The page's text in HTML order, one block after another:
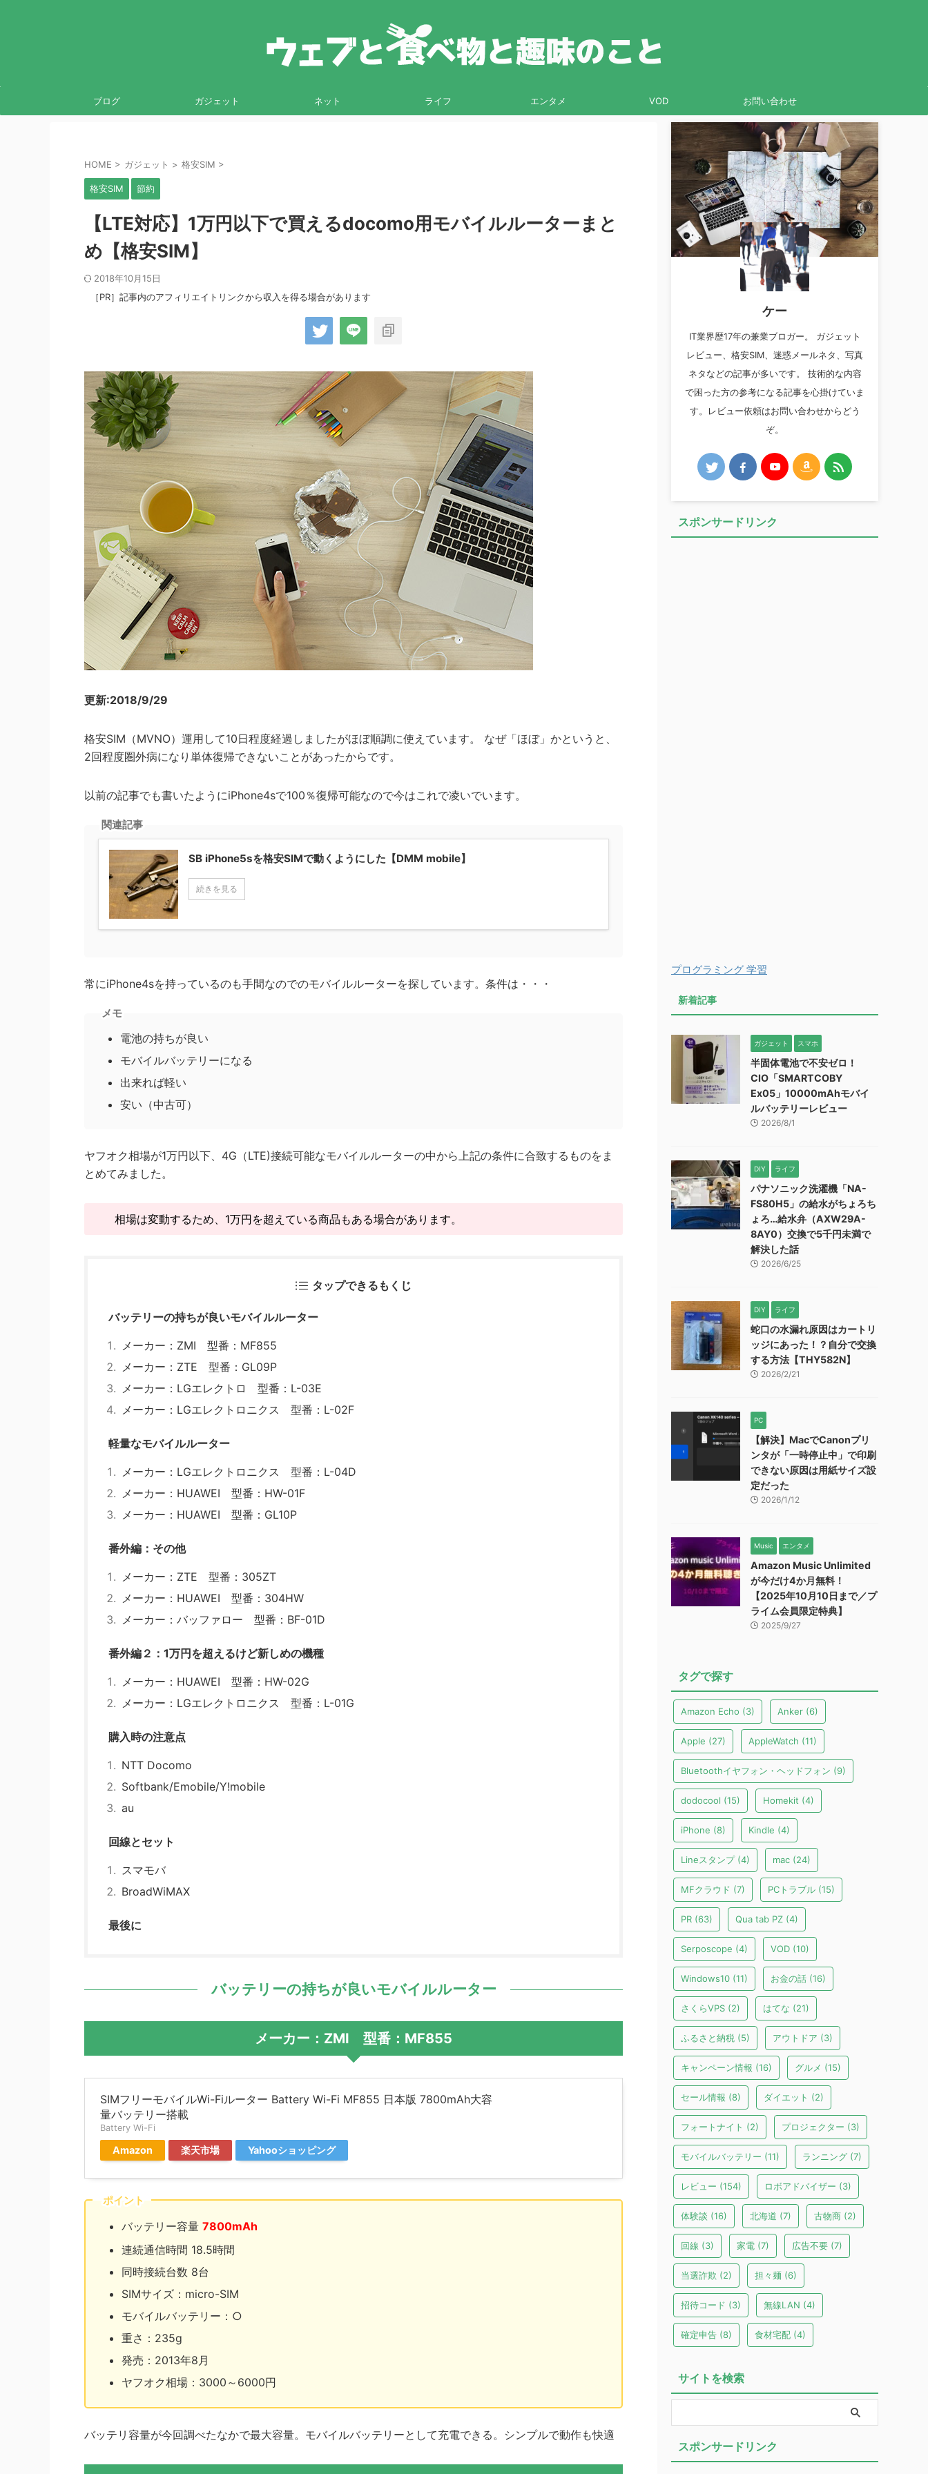
ブログ ガジェット ネット ライフ エンタメ VOD お問い合わせ
HOME > ガジェット > 格安SIM >
格安SIM 節約
【LTE対応】1万円以下で買えるdocomo用モバイルルーターまと
め【格安SIM】
2018年10月15日
［PR］記事内のアフィリエイトリンクから収入を得る場合があります
更新:2018/9/29
格安SIM（MVNO）運用して10日程度経過しましたがほぼ順調に使えています。 なぜ「ほぼ」かというと、
2回程度圏外病になり単体復帰できないことがあったからです。
以前の記事でも書いたようにiPhone4sで100％復帰可能なので今はこれで凌いでいます。
関連記事
SB iPhone5sを格安SIMで動くようにした【DMM mobile】
続きを見る
常にiPhone4sを持っているのも手間なのでのモバイルルーターを探しています。条件は・・・
メモ
電池の持ちが良い
モバイルバッテリーになる
出来れば軽い
安い（中古可）
ヤフオク相場が1万円以下、4G（LTE)接続可能なモバイルルーターの中から上記の条件に合致するものをま
とめてみました。
相場は変動するため、1万円を超えている商品もある場合があります。
タップできるもくじ
バッテリーの持ちが良いモバイルルーター
メーカー：ZMI 型番：MF855
メーカー：ZTE 型番：GL09P
メーカー：LGエレクトロ 型番：L-03E
メーカー：LGエレクトロニクス 型番：L-02F
軽量なモバイルルーター
メーカー：LGエレクトロニクス 型番：L-04D
メーカー：HUAWEI 型番：HW-01F
メーカー：HUAWEI 型番：GL10P
番外編：その他
メーカー：ZTE 型番：305ZT
メーカー：HUAWEI 型番：304HW
メーカー：バッファロー 型番：BF-01D
番外編２：1万円を超えるけど新しめの機種
メーカー：HUAWEI 型番：HW-02G
メーカー：LGエレクトロニクス 型番：L-01G
購入時の注意点
NTT Docomo
Softbank/Emobile/Y!mobile
au
回線とセット
スマモバ
BroadWiMAX
最後に
バッテリーの持ちが良いモバイルルーター
メーカー：ZMI 型番：MF855
SIMフリーモバイルWi-Fiルーター Battery Wi-Fi MF855 日本版 7800mAh大容
量バッテリー搭載
Battery Wi-Fi
Amazon 楽天市場 Yahooショッピング
ポイント
バッテリー容量 7800mAh
連続通信時間 18.5時間
同時接続台数 8台
SIMサイズ：micro-SIM
モバイルバッテリー：○
重さ：235g
発売：2013年8月
ヤフオク相場：3000～6000円
バッテリ容量が今回調べたなかで最大容量。モバイルバッテリーとして充電できる。シンプルで動作も快適
ケー
IT業界歴17年の兼業ブロガー。 ガジェット
レビュー、格安SIM、迷惑メールネタ、写真
ネタなどの記事が多いです。 技術的な内容
で困った方の参考になる記事を心掛けていま
す。レビュー依頼はお問い合わせからどう
ぞ。
スポンサードリンク
プログラミング 学習
新着記事
ガジェット スマホ
半固体電池で不安ゼロ！
CIO「SMARTCOBY
Ex05」10000mAhモバイ
ルバッテリーレビュー
2026/8/1
DIY ライフ
パナソニック洗濯機「NA-
FS80H5」の給水がちょろち
ょろ…給水弁（AXW29A-
8AY0）交換で5千円未満で
解決した話
2026/6/25
DIY ライフ
蛇口の水漏れ原因はカートリ
ッジにあった！？自分で交換
する方法【THY582N】
2026/2/21
PC
【解決】MacでCanonプリ
ンタが「一時停止中」で印刷
できない原因は用紙サイズ設
定だった
2026/1/12
Music エンタメ
Amazon Music Unlimited
が今だけ4か月無料！
【2025年10月10日まで／プ
ライム会員限定特典】
2025/9/27
タグで探す
Amazon Echo (3) Anker (6)
Apple (27) AppleWatch (11)
Bluetoothイヤフォン・ヘッドフォン (9)
dodocool (15) Homekit (4)
iPhone (8) Kindle (4)
Lineスタンプ(4) mac (24)
MFクラウド (7) PCトラブル (15)
PR (63) Qua tab PZ (4)
Serposcope (4) VOD (10)
Windows10 (11) お金の話 (16)
さくらVPS (2) はてな (21)
ふるさと納税 (5) アウトドア (3)
キャンペーン情報 (16) グルメ (15)
セール情報 (8) ダイエット (2)
フォートナイト (2) プロジェクター (3)
モバイルバッテリー (11) ランニング (7)
レビュー (154) ロボアドバイザー (3)
体験談 (16) 北海道 (7) 古物商 (2)
回線 (3) 家電 (7) 広告不要 (7)
当選詐欺 (2) 担々麺 (6)
招待コード (3) 無線LAN (4)
確定申告 (8) 食材宅配 (4)
サイトを検索
スポンサードリンク